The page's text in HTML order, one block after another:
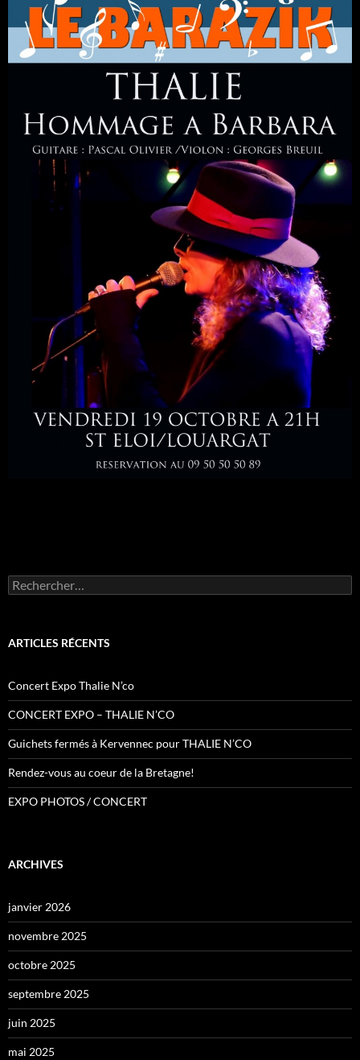
Rechercher :
ARTICLES RÉCENTS
Concert Expo Thalie N’co
CONCERT EXPO – THALIE N’CO
Guichets fermés à Kervennec pour THALIE N’CO
Rendez-vous au coeur de la Bretagne!
EXPO PHOTOS / CONCERT
ARCHIVES
janvier 2026
novembre 2025
octobre 2025
septembre 2025
juin 2025
mai 2025